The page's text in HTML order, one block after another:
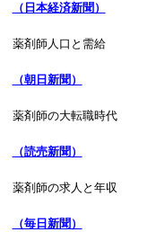
（日本経済新聞）
薬剤師人口と需給
（朝日新聞）
薬剤師の大転職時代
（読売新聞）
薬剤師の求人と年収
（毎日新聞）